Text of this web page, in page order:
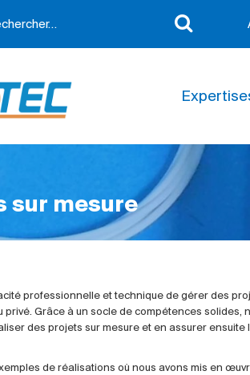
sur mesure
professionnelle et technique de gérer des
privé. Grâce à un socle de compétences
des projets sur mesure et en assurer
de réalisations où nous avons mis en